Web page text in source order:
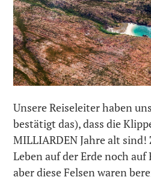
Unsere Reiseleiter haben
bestätigt das), dass die
MILLIARDEN Jahre alt sind!
Leben auf der Erde noch
aber diese Felsen waren